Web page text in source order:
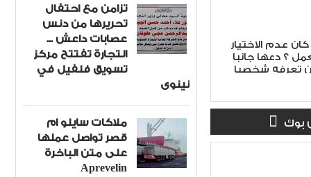
عدم الاختيار
؟ دعها جانبا
تعرفه شخصيا
بوك
تزامن مع احتفال
تحريرها من دنس
عصابات داعش ...
التجارة تفتتح مركز
تسويق فلفيل في
نينوى
ملاكات سايلو ام
قصر تواصل عملها
على متن الباخرة
Aprevelin